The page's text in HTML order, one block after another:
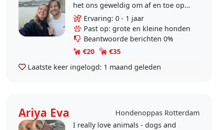
het ons geweldig om af en toe op
een hond in de buurt te kunnen
passen. We werken vaak thuis en
het lijkt ons super..
Ervaring: 0 - 1 jaar
Past op: grote en kleine honden
Beantwoorde berichten 0%
€20
€35
Laatste keer ingelogd: 1 maand geleden
Ariya Eva
Hondenoppas Rotterdam
I really love animals - dogs and